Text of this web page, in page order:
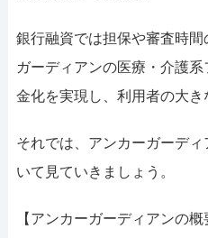
銀行融資では担保や審査時
ガーディアンの医療・介護
金化を実現し、利用者の大き
それでは、アンカーガーデ
いて見ていきましょう。
【アンカーガーディアンの概